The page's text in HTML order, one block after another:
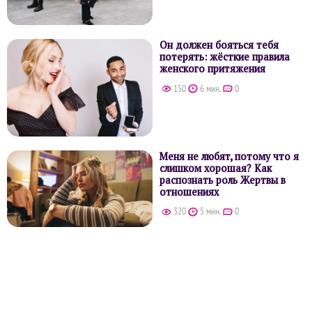
Он должен бояться тебя
потерять: жёсткие правила
женского притяжения
150 6 мин. 0
Меня не любят, потому что я
слишком хорошая? Как
распознать роль Жертвы в
отношениях
320 5 мин. 0